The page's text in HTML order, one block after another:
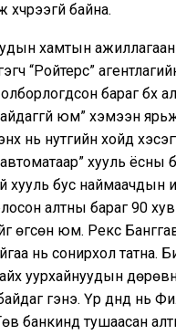
байна.
хамтын
“Ройтерс”
бараг бүх
юм” хэмээн
нь нутгийн хойд
хууль
хууль бус наймаачдын
алтны бараг 90
өгсөн юм. Рекс
нь сонирхол татна.
уурхайнуудын
гэнэ. Үр дүнд нь
банкинд тушаасан